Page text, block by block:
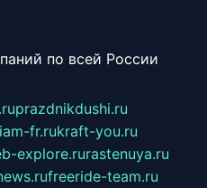
по всей России
prazdnikdushi.ru
fr.rukraft-you.ru
explore.rurastenuya.ru
freeride-team.ru